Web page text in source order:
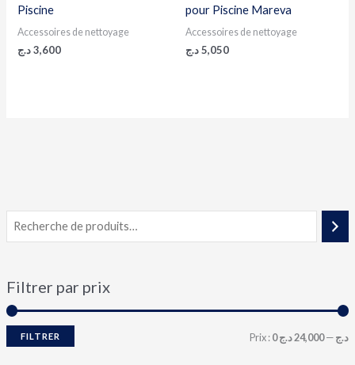
Filtrer par prix
FILTRER Prix : 0 د.ج—24,000 د.ج
Piscine
Accessoires de nettoyage
3,600 د.ج
pour Piscine Mareva
Accessoires de nettoyage
5,050د.ج